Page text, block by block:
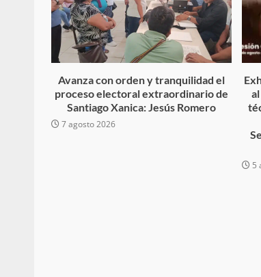
Avanza con orden y tranquilidad el
proceso electoral extraordinario de
Santiago Xanica: Jesús Romero
7 agosto 2026
5
admin 17 octubre
Policía
violencia y
zona de